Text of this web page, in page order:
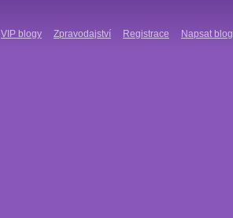
VIP blogy Zpravodajství Registrace Napsat blog